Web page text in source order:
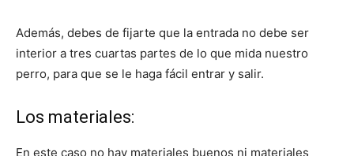
Además, debes de fijarte que la entrada no debe ser
interior a tres cuartas partes de lo que mida nuestro
perro, para que se le haga fácil entrar y salir.
Los materiales:
En este caso no hay materiales buenos ni materiales